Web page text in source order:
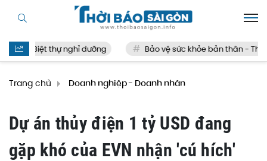
Biệt thự nghỉ dưỡng Bảo vệ sức khỏe bản thân - Thế
Trang chủ Doanh nghiệp - Doanh nhân
Dự án thủy điện 1 tỷ USD đang
gặp khó của EVN nhận 'cú hích'